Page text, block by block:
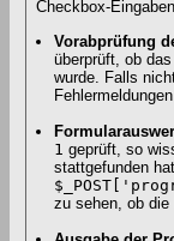
Checkbox-
Vorabprüfung
überprüft, ob
wurde. Falls
1 geprüft, so
stattgefunden
zu sehen, ob die